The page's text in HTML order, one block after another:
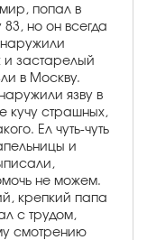
попал в
но он всегда
и застарелый
в Москву.
язву в
кучу страшных,
Ел чуть-чуть
и
не можем.
крепкий папа
с трудом,
смотрению